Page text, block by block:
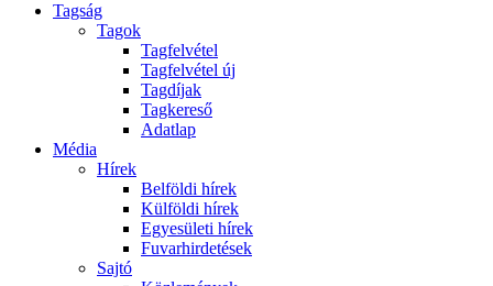
Tagság
Tagok
Tagfelvétel
Tagfelvétel új
Tagdíjak
Tagkereső
Adatlap
Média
Hírek
Belföldi hírek
Külföldi hírek
Egyesületi hírek
Fuvarhirdetések
Sajtó